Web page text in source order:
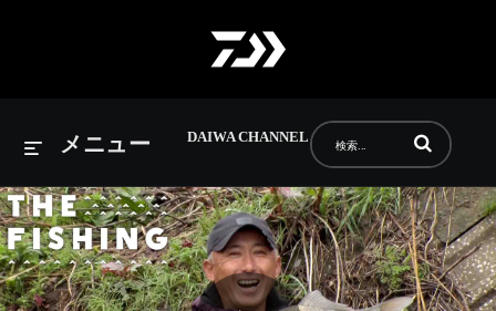
DAIWA CHANNEL
メニュー 動画の検索語句